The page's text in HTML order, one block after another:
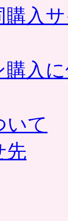
購入
購入
いて
先